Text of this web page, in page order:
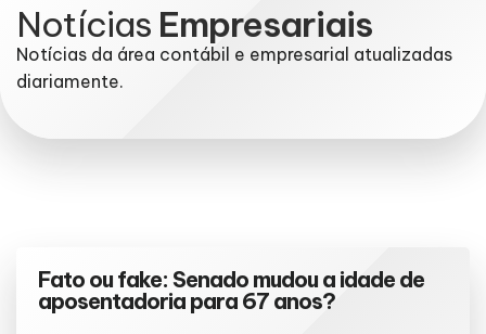
Notícias Empresariais
Notícias da área contábil e empresarial atualizadas
diariamente.
Fato ou fake: Senado mudou a idade de
aposentadoria para 67 anos?